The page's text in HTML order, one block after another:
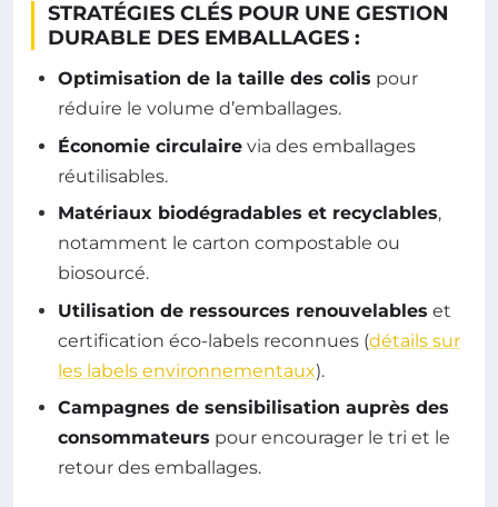
STRATÉGIES CLÉS POUR UNE GESTION
DURABLE DES EMBALLAGES :
Optimisation de la taille des colis pour
réduire le volume d’emballages.
Économie circulaire via des emballages
réutilisables.
Matériaux biodégradables et recyclables,
notamment le carton compostable ou
biosourcé.
Utilisation de ressources renouvelables et
certification éco-labels reconnues (détails sur
les labels environnementaux).
Campagnes de sensibilisation auprès des
consommateurs pour encourager le tri et le
retour des emballages.